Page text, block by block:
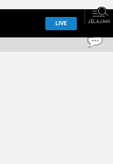
LIVE JELAJAHI